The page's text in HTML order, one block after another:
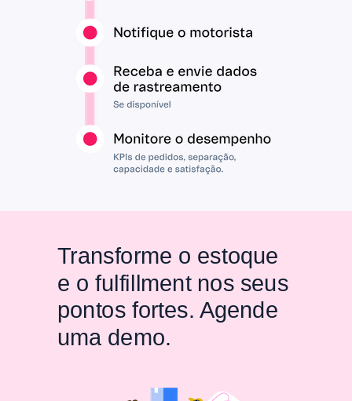
Transforme o estoque
e o fulfillment nos seus
pontos fortes. Agende
uma demo.